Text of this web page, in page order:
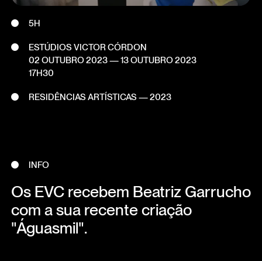
5H
ESTÚDIOS VICTOR CÓRDON
02 OUTUBRO 2023—13 OUTUBRO 2023
17H30
RESIDÊNCIAS ARTÍSTICAS — 2023
INFO
Os EVC recebem Beatriz Garrucho
com a sua recente criação
"Águasmil".